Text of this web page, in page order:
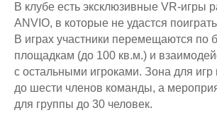
В клубе есть эксклюзивные VR-игры
ANVIO, в которые не удастся
В играх участники перемещаются по
площадкам (до 100 кв.м.) и
с остальными игроками. Зона для
до шести членов команды, а
для группы до 30 человек.